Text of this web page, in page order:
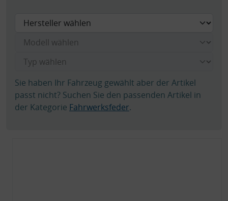
Sie haben Ihr Fahrzeug gewählt aber der Artikel
passt nicht? Suchen Sie den passenden Artikel in
der Kategorie Fahrwerksfeder.